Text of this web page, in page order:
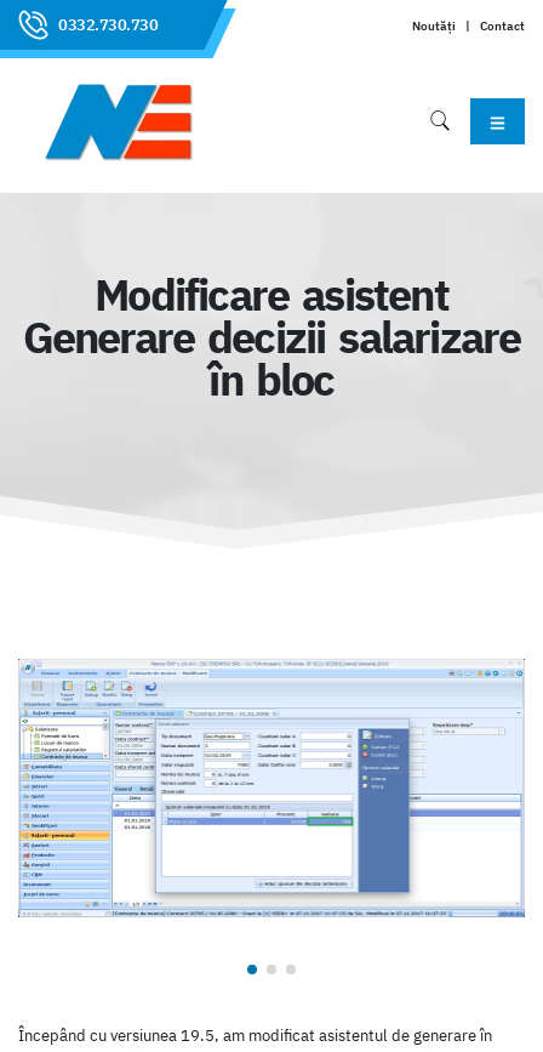
0332.730.730 Noutăți | Contact
Modificare asistent
Generare decizii salarizare
în bloc
Începând cu versiunea 19.5, am modificat asistentul de generare în